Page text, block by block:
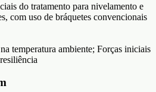
do tratamento para nivelamento e
com uso de bráquetes convencionais
temperatura ambiente; Forças iniciais